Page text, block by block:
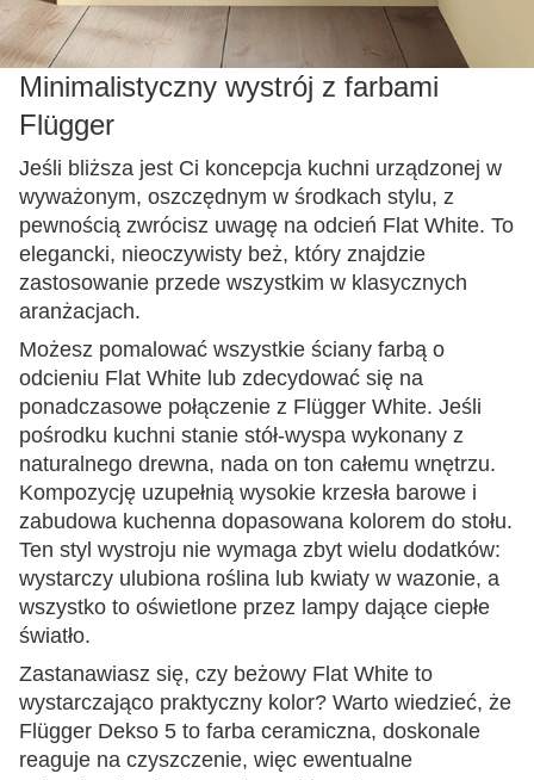
Minimalistyczny wystrój z farbami
Flügger
Jeśli bliższa jest Ci koncepcja kuchni urządzonej w
wyważonym, oszczędnym w środkach stylu, z
pewnością zwrócisz uwagę na odcień Flat White. To
elegancki, nieoczywisty beż, który znajdzie
zastosowanie przede wszystkim w klasycznych
aranżacjach.
Możesz pomalować wszystkie ściany farbą o
odcieniu Flat White lub zdecydować się na
ponadczasowe połączenie z Flügger White. Jeśli
pośrodku kuchni stanie stół-wyspa wykonany z
naturalnego drewna, nada on ton całemu wnętrzu.
Kompozycję uzupełnią wysokie krzesła barowe i
zabudowa kuchenna dopasowana kolorem do stołu.
Ten styl wystroju nie wymaga zbyt wielu dodatków:
wystarczy ulubiona roślina lub kwiaty w wazonie, a
wszystko to oświetlone przez lampy dające ciepłe
światło.
Zastanawiasz się, czy beżowy Flat White to
wystarczająco praktyczny kolor? Warto wiedzieć, że
Flügger Dekso 5 to farba ceramiczna, doskonale
reaguje na czyszczenie, więc ewentualne